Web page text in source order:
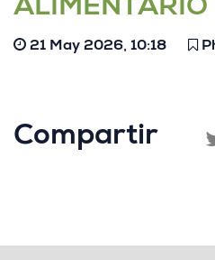
ALIMENTARIO
21 May 2026, 10:18
Compartir